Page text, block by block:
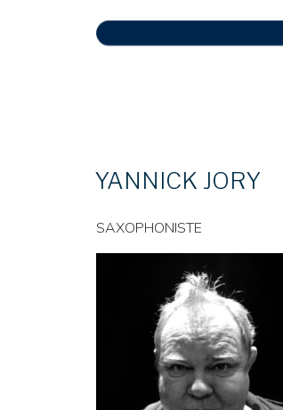
YANNICK JORY
SAXOPHONISTE